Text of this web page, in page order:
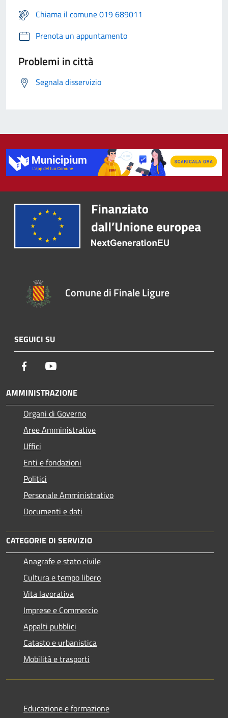
Chiama il comune 019 689011
Prenota un appuntamento
Problemi in città
Segnala disservizio
Comune di Finale Ligure
SEGUICI SU
Facebook
AMMINISTRAZIONE
Organi di Governo
Aree Amministrative
Uffici
Enti e fondazioni
Politici
Personale Amministrativo
Documenti e dati
CATEGORIE DI SERVIZIO
Anagrafe e stato civile
Cultura e tempo libero
Vita lavorativa
Imprese e Commercio
Appalti pubblici
Catasto e urbanistica
Mobilità e trasporti
Educazione e formazione